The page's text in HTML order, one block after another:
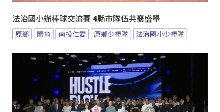
法治國小辦棒球交流賽 4縣市隊伍共襄盛舉
原鄉 體育 南投仁愛 原鄉少棒隊 法治國小少棒隊